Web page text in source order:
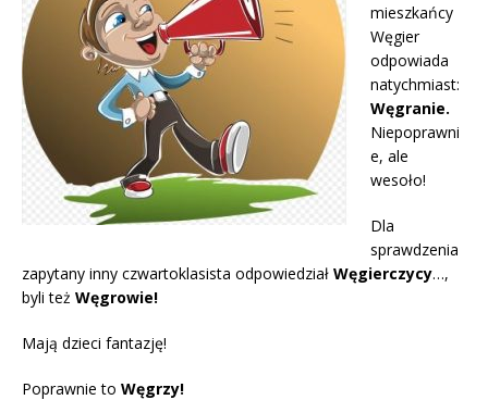
mieszkańcy
Węgier
odpowiada
natychmiast:
Węgranie.
Niepoprawni
e, ale
wesoło!
Dla
sprawdzenia
zapytany inny czwartoklasista odpowiedział Węgierczycy…,
byli też Węgrowie!
Mają dzieci fantazję!
Poprawnie to Węgrzy!